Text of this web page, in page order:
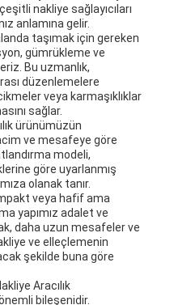
nakliye sağlayıcıları
anlamına gelir.
taşımak için gereken
gümrükleme ve
Bu uzmanlık,
düzenlemelere
veya karmaşıklıklar
sağlar.
ürünümüzün
ve mesafeye göre
modeli,
göre uyarlanmış
olanak tanır.
veya hafif ama
yapımız adalet ve
daha uzun mesafeler ve
ve elleçlemenin
şekilde buna göre
Aracılık
bileşenidir.